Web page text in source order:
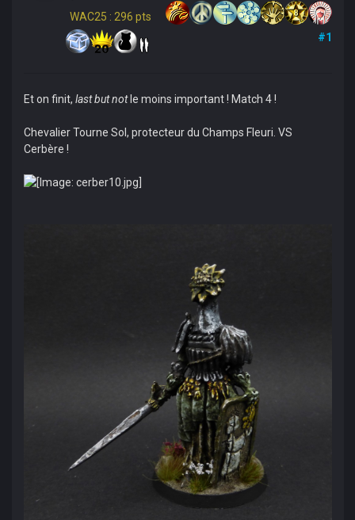
WAC25 : 296 pts
#1
Et on finit, last but not le moins important ! Match 4 !
Chevalier Tourne Sol, protecteur du Champs Fleuri. VS
Cerbère !